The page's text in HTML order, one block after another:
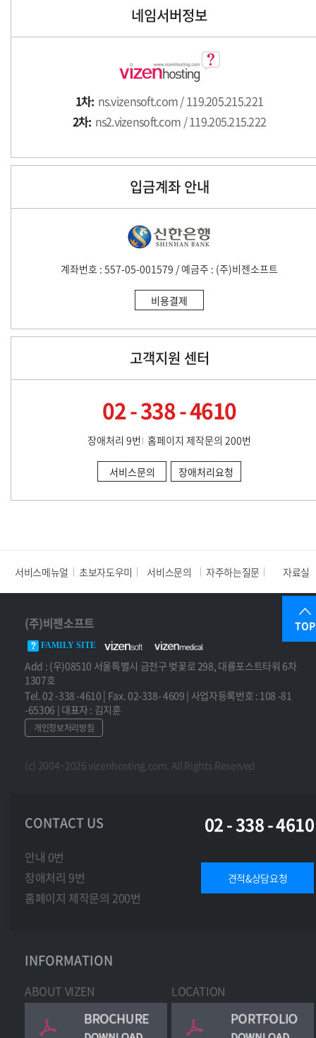
네임서버정보
1차: ns.vizensoft.com / 119.205.215.221
2차: ns2.vizensoft.com / 119.205.215.222
입금계좌 안내
계좌번호 : 557-05-001579 / 예금주 : (주)비젠소프트
비용결제
고객지원 센터
02 - 338 - 4610
장애처리 9번 홈페이지 제작문의 200번
서비스문의 장애처리요청
서비스메뉴얼 초보자도우미 서비스문의 자주하는질문 자료실
TOP
(주)비젠소프트
FAMILY SITE
Add : (우)08510 서울특별시 금천구 벚꽃로 298, 대륭포스트타워 6차
1307호
Tel. 02 -338 -4610 | Fax. 02-338- 4609 | 사업자등록번호 : 108 -81
-65306 | 대표자 : 김지훈
개인정보처리방침
(c) 2004~2026 vizenhosting.com. All Rights Reserved
CONTACT US 02 - 338 - 4610
안내 0번
장애처리 9번
홈페이지 제작문의 200번
견적&상담요청
INFORMATION
ABOUT VIZEN LOCATION